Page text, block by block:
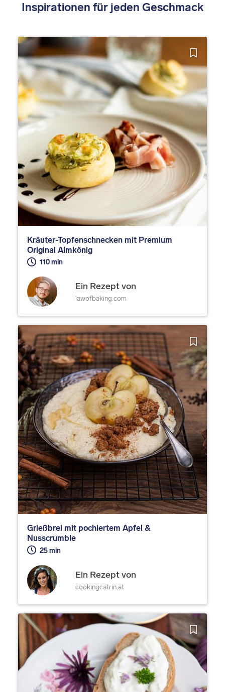
Inspirationen für jeden Geschmack
Kräuter-Topfenschnecken mit Premium
Original Almkönig
110 min
Ein Rezept von
lawofbaking.com
Grießbrei mit pochiertem Apfel &
Nusscrumble
25 min
Ein Rezept von
cookingcatrin.at